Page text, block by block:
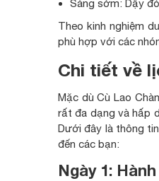
Sáng sớm: Dậy
Theo kinh nghiệm
phù hợp với các
Chi tiết về
Mặc dù Cù Lao
rất đa dạng và hấp
Dưới đây là thông
đến các bạn:
Ngày 1: